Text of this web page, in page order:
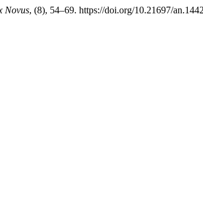
Novus, (8), 54–69. https://doi.org/10.21697/